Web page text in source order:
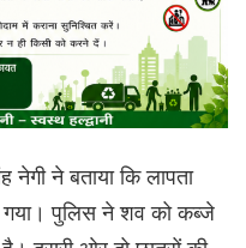
नेगी ने बताया कि लापता
गया। पुलिस ने शव को कब्जे